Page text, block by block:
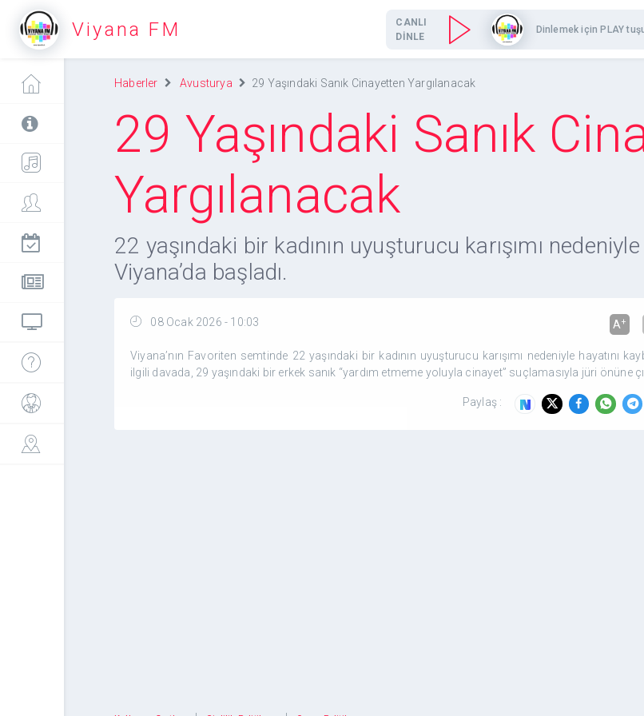
Viyana FM
CANLI
DİNLE
Dinlemek için PLAY
Haberler Avusturya 29 Yaşındaki Sanık Cinayetten Yargılanacak
29 Yaşındaki Sanık
Yargılanacak
22 yaşındaki bir kadının uyuşturucu karışımı
Viyana’da başladı.
08 Ocak 2026 - 10:03 A+
Viyana’nın Favoriten semtinde 22 yaşındaki bir kadının uyuşturucu karışımı nedeniyle hayatını
ilgili davada, 29 yaşındaki bir erkek sanık “yardım etmeme yoluyla cinayet” suçlamasıyla jüri önüne
Paylaş :